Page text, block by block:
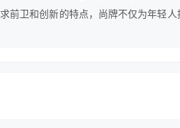
求前卫和创新的特点，尚牌不仅为年轻